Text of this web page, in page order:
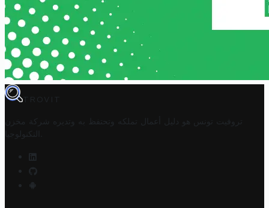
TROVIT
تروفيت تونس هو دليل أعمال تملكه وتحتفظ به وتديره
شركة مخزن
التكنولوجيا